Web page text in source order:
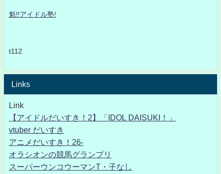
魁!!アイドル塾!
t112
Links
Link
【アイドルだいすき！2】「IDOL DAISUKI！」
vtuber だいすき
アニメだいすき！26-
オラシオンの競馬グランプリ
スーパーウンコウーマンT・子なし